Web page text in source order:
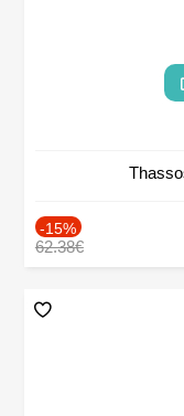
-15%
62.38€